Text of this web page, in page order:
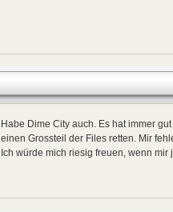
Habe Dime City auch. Es hat immer
einen Grossteil der Files retten. Mir
Ich würde mich riesig freuen, wenn